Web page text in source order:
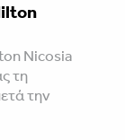
Nicosia
τη
την